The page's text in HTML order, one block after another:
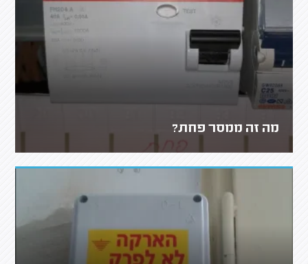
מה זה ממסר פחת?